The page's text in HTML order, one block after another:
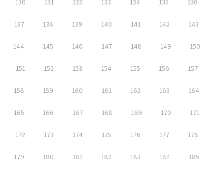
130 131 132 133 134 135 136
137 138 139 140 141 142 143
144 145 146 147 148 149 150
151 152 153 154 155 156 157
158 159 160 161 162 163 164
165 166 167 168 169 170 171
172 173 174 175 176 177 178
179 180 181 182 183 184 185